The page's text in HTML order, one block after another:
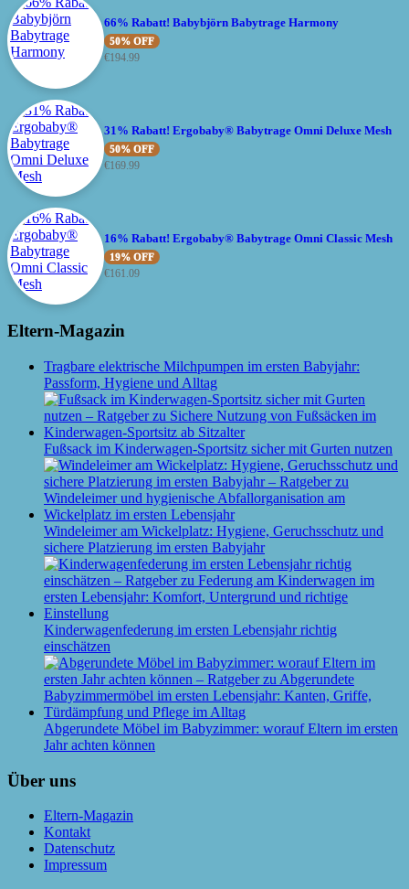
66% Rabatt! Babybjörn Babytrage Harmony
50% OFF
€194.99
31% Rabatt! Ergobaby® Babytrage Omni Deluxe Mesh
50% OFF
€169.99
16% Rabatt! Ergobaby® Babytrage Omni Classic Mesh
19% OFF
€161.09
Eltern-Magazin
Tragbare elektrische Milchpumpen im ersten Babyjahr:
Passform, Hygiene und Alltag
Fußsack im Kinderwagen-Sportsitz sicher mit Gurten nutzen
Windeleimer am Wickelplatz: Hygiene, Geruchsschutz und
sichere Platzierung im ersten Babyjahr
Kinderwagenfederung im ersten Lebensjahr richtig
einschätzen
Abgerundete Möbel im Babyzimmer: worauf Eltern im ersten
Jahr achten können
Über uns
Eltern-Magazin
Kontakt
Datenschutz
Impressum